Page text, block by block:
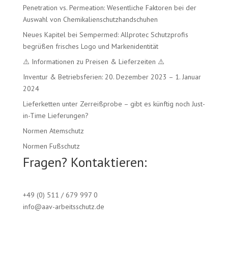
Penetration vs. Permeation: Wesentliche Faktoren bei der
Auswahl von Chemikalienschutzhandschuhen
Neues Kapitel bei Sempermed: Allprotec Schutzprofis
begrüßen frisches Logo und Markenidentität
⚠️ Informationen zu Preisen & Lieferzeiten ⚠️
Inventur & Betriebsferien: 20. Dezember 2023 – 1. Januar
2024
Lieferketten unter Zerreißprobe – gibt es künftig noch Just-
in-Time Lieferungen?
Normen Atemschutz
Normen Fußschutz
Fragen? Kontaktieren:
+49 (0) 511 / 679 997 0
info@aav-arbeitsschutz.de